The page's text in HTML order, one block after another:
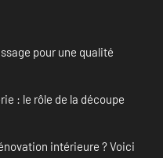
pour une qualité
: le rôle de la découpe
intérieure ? Voici